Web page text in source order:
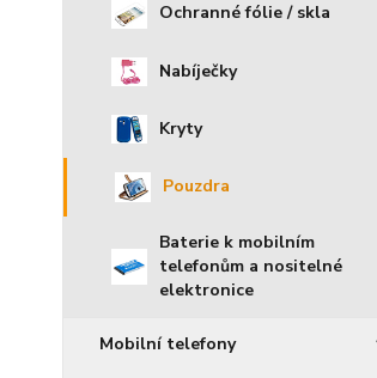
Ochranné fólie / skla
Nabíječky
Kryty
Pouzdra
Baterie k mobilním
telefonům a nositelné
elektronice
Mobilní telefony